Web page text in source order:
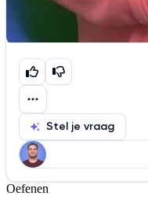
Stel je vraag
Help ons de video te
Oefenen